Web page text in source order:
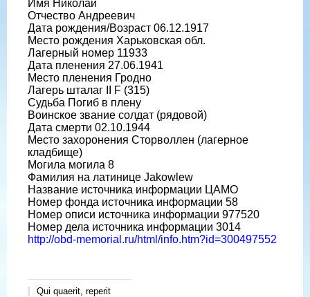
Имя Николай
Отчество Андреевич
Дата рождения/Возраст 06.12.1917
Место рождения Харьковская обл.
Лагерный номер 11933
Дата пленения 27.06.1941
Место пленения Гродно
Лагерь шталаг II F (315)
Судьба Погиб в плену
Воинское звание солдат (рядовой)
Дата смерти 02.10.1944
Место захоронения Сторволлен (лагерное
кладбище)
Могила могила 8
Фамилия на латинице Jakowlew
Название источника информации ЦАМО
Номер фонда источника информации 58
Номер описи источника информации 977520
Номер дела источника информации 3014
http://obd-memorial.ru/html/info.htm?id=300497552
Qui quaerit, reperit